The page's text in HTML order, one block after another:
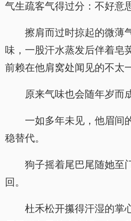
气生疏客气得过分：不好意
擦肩而过时掠起的微薄
味，一股汗水蒸发后伴着皂
前赖在他肩窝处闻见的不太
原来气味也会随年岁而
一如多年未见，他眉间
稳替代。
狗子摇着尾巴尾随她至
回。
杜禾松开攥得汗湿的掌